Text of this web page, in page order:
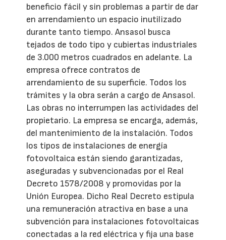
beneficio fácil y sin problemas a partir de dar
en arrendamiento un espacio inutilizado
durante tanto tiempo. Ansasol busca
tejados de todo tipo y cubiertas industriales
de 3.000 metros cuadrados en adelante. La
empresa ofrece contratos de
arrendamiento de su superficie. Todos los
trámites y la obra serán a cargo de Ansasol.
Las obras no interrumpen las actividades del
propietario. La empresa se encarga, además,
del mantenimiento de la instalación. Todos
los tipos de instalaciones de energía
fotovoltaica están siendo garantizadas,
aseguradas y subvencionadas por el Real
Decreto 1578/2008 y promovidas por la
Unión Europea. Dicho Real Decreto estipula
una remuneración atractiva en base a una
subvención para instalaciones fotovoltaicas
conectadas a la red eléctrica y fija una base